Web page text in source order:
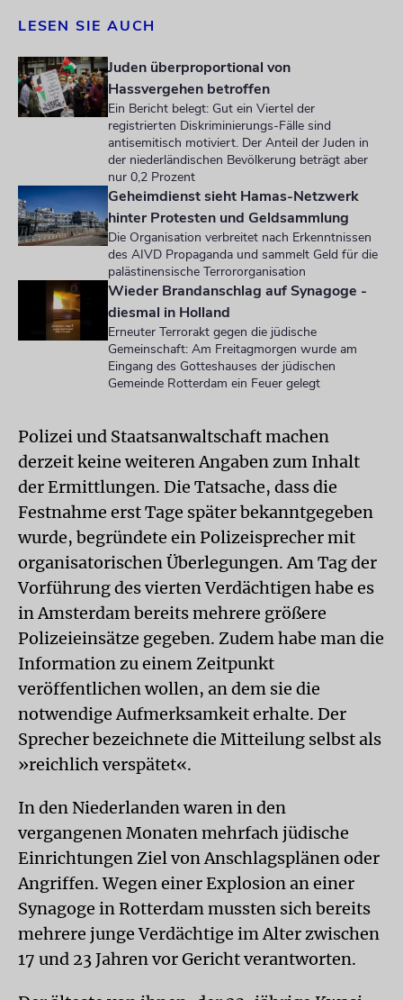
LESEN SIE AUCH
Juden überproportional von
Hassvergehen betroffen
Ein Bericht belegt: Gut ein Viertel der
registrierten Diskriminierungs-Fälle sind
antisemitisch motiviert. Der Anteil der Juden in
der niederländischen Bevölkerung beträgt aber
nur 0,2 Prozent
Geheimdienst sieht Hamas-Netzwerk
hinter Protesten und Geldsammlung
Die Organisation verbreitet nach Erkenntnissen
des AIVD Propaganda und sammelt Geld für die
palästinensische Terrororganisation
Wieder Brandanschlag auf Synagoge -
diesmal in Holland
Erneuter Terrorakt gegen die jüdische
Gemeinschaft: Am Freitagmorgen wurde am
Eingang des Gotteshauses der jüdischen
Gemeinde Rotterdam ein Feuer gelegt
Polizei und Staatsanwaltschaft machen
derzeit keine weiteren Angaben zum Inhalt
der Ermittlungen. Die Tatsache, dass die
Festnahme erst Tage später bekanntgegeben
wurde, begründete ein Polizeisprecher mit
organisatorischen Überlegungen. Am Tag der
Vorführung des vierten Verdächtigen habe es
in Amsterdam bereits mehrere größere
Polizeieinsätze gegeben. Zudem habe man die
Information zu einem Zeitpunkt
veröffentlichen wollen, an dem sie die
notwendige Aufmerksamkeit erhalte. Der
Sprecher bezeichnete die Mitteilung selbst als
»reichlich verspätet«.
In den Niederlanden waren in den
vergangenen Monaten mehrfach jüdische
Einrichtungen Ziel von Anschlagsplänen oder
Angriffen. Wegen einer Explosion an einer
Synagoge in Rotterdam mussten sich bereits
mehrere junge Verdächtige im Alter zwischen
17 und 23 Jahren vor Gericht verantworten.